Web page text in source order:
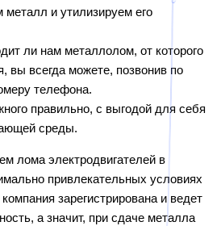
и утилизируем его
ли нам металлолом, от которого
вы всегда можете, позвонив по
телефона.
правильно, с выгодой для себя
среды.
лома электродвигателей в
привлекательных условиях
зарегистрирована и ведет
а значит, при сдаче металла